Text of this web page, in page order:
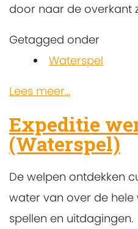
door naar de overkant
Getagged onder
Waterspel
Lees meer...
Expeditie
(Waterspel)
De welpen ontdekken
water van over de
spellen en uitdagingen.